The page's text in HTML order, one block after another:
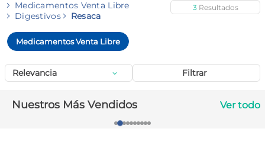
Medicamentos Venta Libre
Digestivos
Resaca
3
Medicamentos Venta Libre
Filtrar
Relevancia
Nuestros Más Vendidos Ver todo
6.
proteina
.
contorno ojos
9.
magnesio